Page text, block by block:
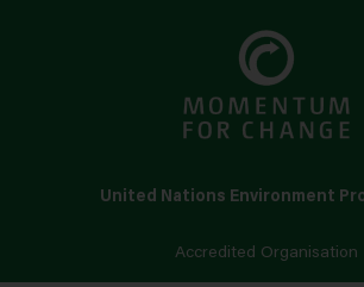
United Nations Environment
Accredited Organisation